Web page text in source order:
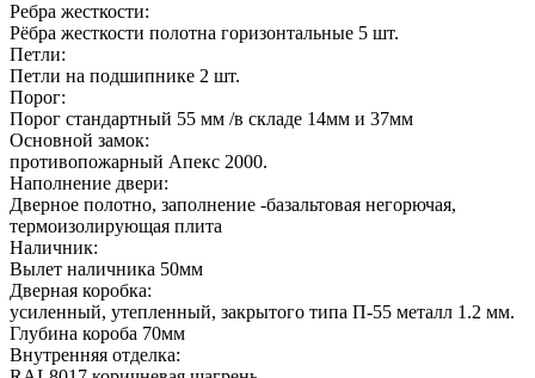
Ребра жесткости:
Рёбра жесткости полотна горизонтальные 5 шт.
Петли:
Петли на подшипнике 2 шт.
Порог:
Порог стандартный 55 мм /в складе 14мм и 37мм
Основной замок:
противопожарный Апекс 2000.
Наполнение двери:
Дверное полотно, заполнение -базальтовая негорючая,
термоизолирующая плита
Наличник:
Вылет наличника 50мм
Дверная коробка:
усиленный, утепленный, закрытого типа П-55 металл 1.2 мм.
Глубина короба 70мм
Внутренняя отделка: